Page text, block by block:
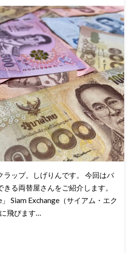
ラップ。しげりんです。 今回はバ
る両替屋さんをご紹介します。
Siam Exchange（サイアム・エク
飛びます…